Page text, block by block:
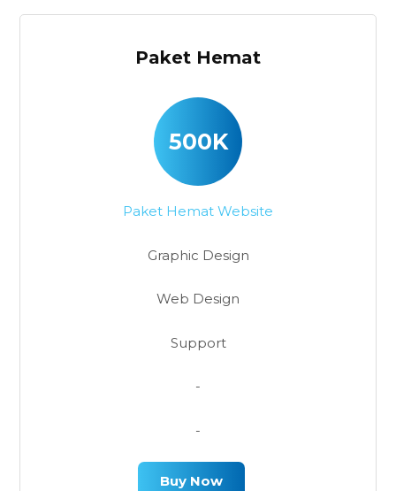
Paket Hemat
500K
Paket Hemat Website
Graphic Design
Web Design
Support
-
-
Buy Now